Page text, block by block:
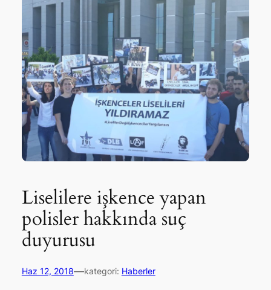
Liselilere işkence yapan
polisler hakkında suç
duyurusu
Haz 12, 2018—kategori: Haberler